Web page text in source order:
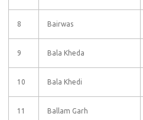
8 Bairwas
9 Bala Kheda
10 Bala Khedi
11 Ballam Garh